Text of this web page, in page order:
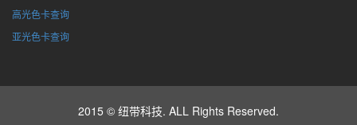
高光色卡查询
亚光色卡查询
2015 © 纽带科技. ALL Rights Reserved.